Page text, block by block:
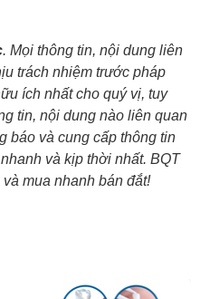
. Mọi thông tin, nội dung liên
trách nhiệm trước pháp
ích nhất cho quý vị, tuy
tin, nội dung nào liên quan
báo và cung cấp thông tin
và kịp thời nhất. BQT
mua nhanh bán đắt!